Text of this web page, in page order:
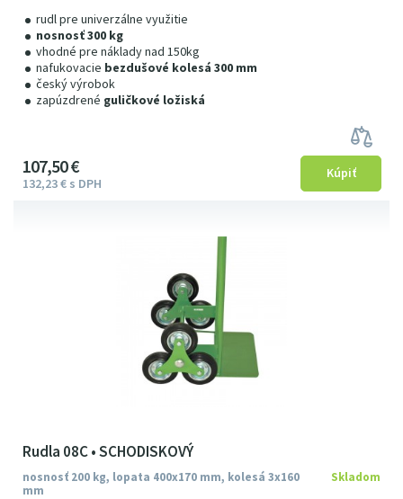
rudl pre univerzálne využitie
nosnosť 300 kg
vhodné pre náklady nad 150kg
nafukovacie bezdušové kolesá 300 mm
český výrobok
zapúzdrené guličkové ložiská
107 50€
132 23€ s DPH
Rudla 08C • SCHODISKOVÝ
nosnosť 200 kg, lopata 400x170 mm, kolesá 3x160
mm
Skladom